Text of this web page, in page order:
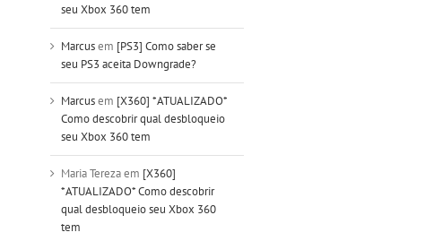
seu Xbox 360 tem
Marcusem [PS3] Como saber se
seu PS3 aceita Downgrade?
Marcusem [X360] *ATUALIZADO*
Como descobrir qual desbloqueio
seu Xbox 360 tem
Maria Terezaem [X360]
*ATUALIZADO* Como descobrir
qual desbloqueio seu Xbox 360
tem